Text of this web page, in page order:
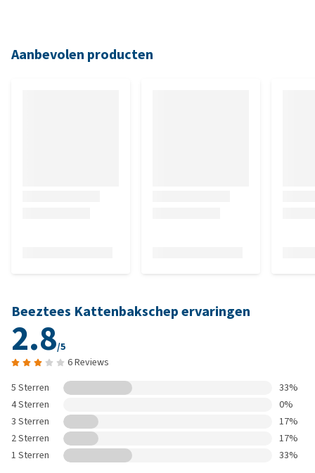
Aanbevolen producten
Beeztees Kattenbakschep ervaringen
2.8/5
6 Reviews
5 Sterren
33%
4 Sterren
0%
3 Sterren
17%
2 Sterren
17%
1 Sterren
33%